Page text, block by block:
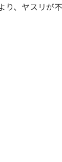
り、ヤスリが